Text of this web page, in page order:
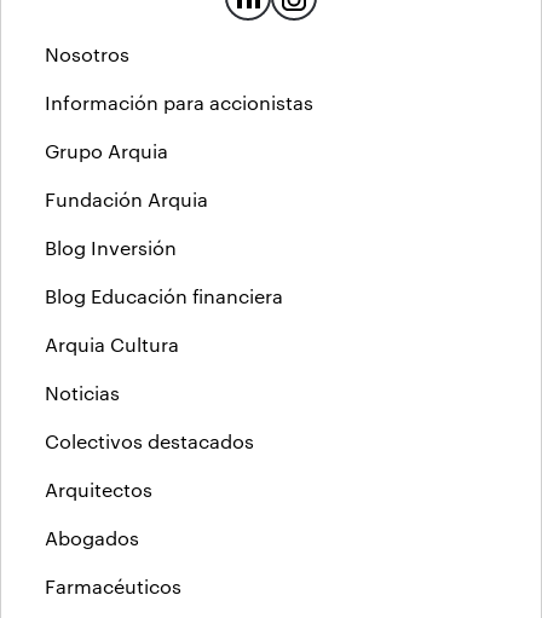
Nosotros
Información para accionistas
Grupo Arquia
Fundación Arquia
Blog Inversión
Blog Educación financiera
Arquia Cultura
Noticias
Colectivos destacados
Arquitectos
Abogados
Farmacéuticos